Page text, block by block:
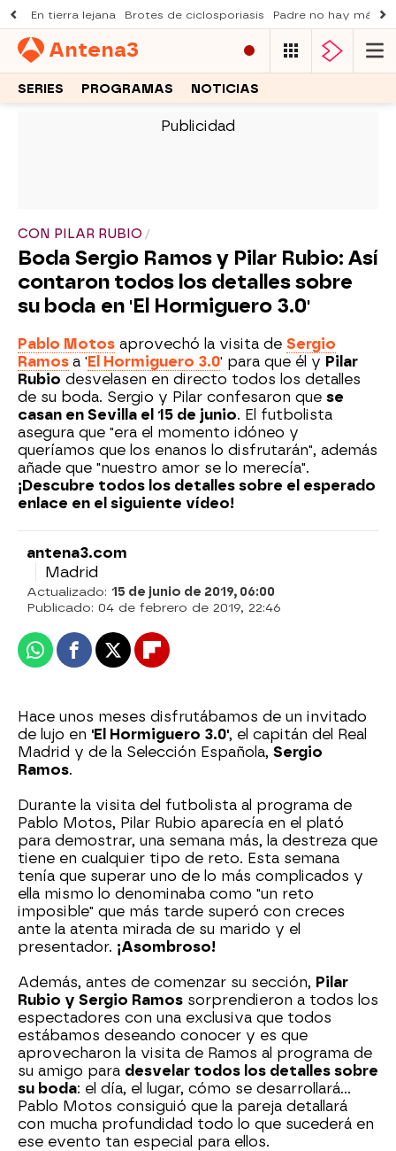
En tierra lejana Brotes de ciclosporiasis Padre no hay más
Antena3
SERIES PROGRAMAS NOTICIAS
CON PILAR RUBIO
Boda Sergio Ramos y Pilar Rubio: Así
contaron todos los detalles sobre
su boda en 'El Hormiguero 3.0'
Pablo Motos aprovechó la visita de Sergio
Ramos a 'El Hormiguero 3.0' para que él y Pilar
Rubio desvelasen en directo todos los detalles
de su boda. Sergio y Pilar confesaron que se
casan en Sevilla el 15 de junio. El futbolista
asegura que "era el momento idóneo y
queríamos que los enanos lo disfrutarán", además
añade que "nuestro amor se lo merecía".
¡Descubre todos los detalles sobre el esperado
enlace en el siguiente vídeo!
antena3.com
Madrid
Actualizado: 15 de junio de 2019, 06:00
Publicado: 04 de febrero de 2019, 22:46
WhatsappFacebook
X Flipboard
Hace unos meses disfrutábamos de un invitado
de lujo en 'El Hormiguero 3.0', el capitán del Real
Madrid y de la Selección Española, Sergio
Ramos.
Durante la visita del futbolista al programa de
Pablo Motos, Pilar Rubio aparecía en el plató
para demostrar, una semana más, la destreza que
tiene en cualquier tipo de reto. Esta semana
tenía que superar uno de lo más complicados y
ella mismo lo denominaba como "un reto
imposible" que más tarde superó con creces
ante la atenta mirada de su marido y el
presentador. ¡Asombroso!
Además, antes de comenzar su sección, Pilar
Rubio y Sergio Ramos sorprendieron a todos los
espectadores con una exclusiva que todos
estábamos deseando conocer y es que
aprovecharon la visita de Ramos al programa de
su amigo para desvelar todos los detalles sobre
su boda: el día, el lugar, cómo se desarrollará...
Pablo Motos consiguió que la pareja detallará
con mucha profundidad todo lo que sucederá en
ese evento tan especial para ellos.